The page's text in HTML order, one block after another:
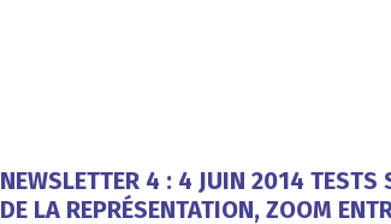
NEWSLETTER 4 : 4 JUIN 2014 TESTS
DE LA REPRÉSENTATION, ZOOM